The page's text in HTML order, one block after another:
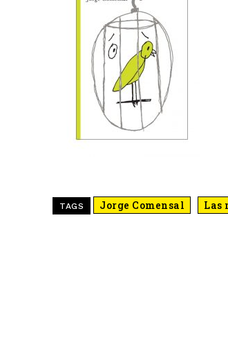
TAGS Jorge Comensal Las